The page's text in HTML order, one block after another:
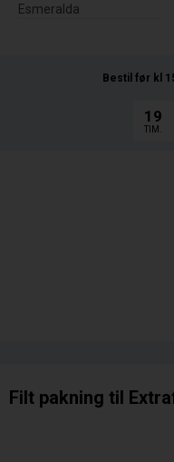
Esmeralda
Bestil før kl
19
TIM.
Filt pakning til